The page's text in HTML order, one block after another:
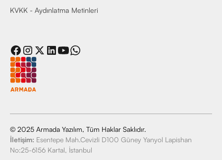
KVKK - Aydınlatma Metinleri
© 2025 Armada Yazılım, Tüm Haklar Saklıdır.
İletişim: Esentepe Mah.Cevizli D100 Güney Yanyol Lapishan
No:25-6156 Kartal, İstanbul